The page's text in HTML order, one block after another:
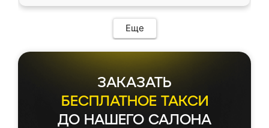
Еще
ЗАКАЗАТЬ
БЕСПЛАТНОЕ ТАКСИ
ДО НАШЕГО САЛОНА